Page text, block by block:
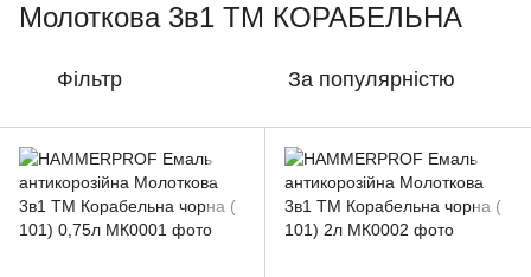
Молоткова 3в1 ТМ КОРАБЕЛЬНА
Фільтр За популярністю